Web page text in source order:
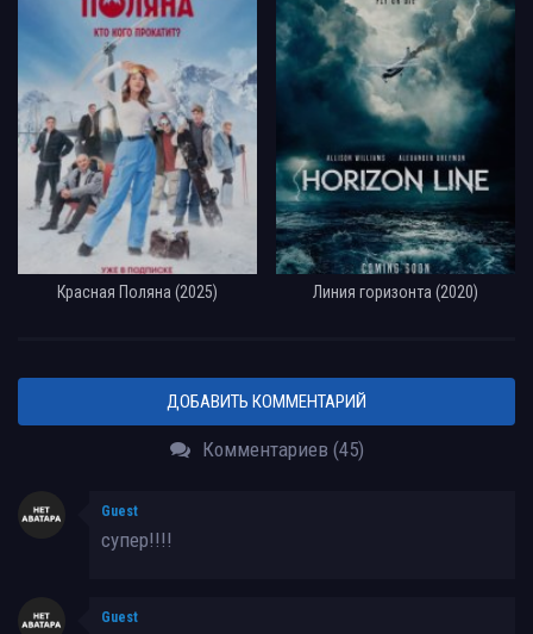
Красная Поляна (2025) Линия горизонта (2020)
ДОБАВИТЬ КОММЕНТАРИЙ
Комментариев (45)
Guest
супер!!!!
Guest